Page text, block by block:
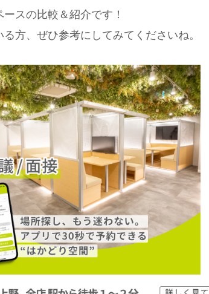
スの比較＆紹介です！
方、ぜひ参考にしてみてくださいね。